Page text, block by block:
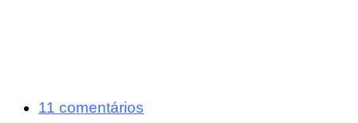
11 comentários